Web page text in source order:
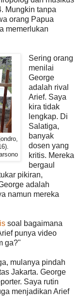
Mungkin tanpa
orang Papua
memerlukan
Sering orang
menilai
George
adalah rival
Arief. Saya
kira tidak
lengkap. Di
Salatiga,
banyak
dosen yang
kritis. Mereka
bergaul
pikiran,
adalah
namun mereka
soal bagaimana
punya video
ga?"
mulanya pindah
Jakarta. George
Saya rutin
menjadikan Arief